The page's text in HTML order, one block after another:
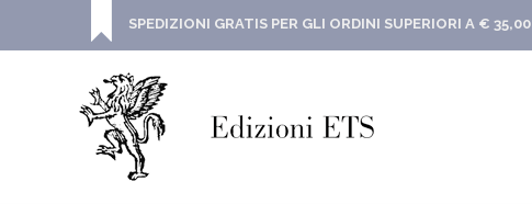
SPEDIZIONI GRATIS PER GLI ORDINI SUPERIORI A € 35,00